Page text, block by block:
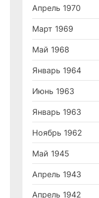
Апрель 1970
Март 1969
Май 1968
Январь 1964
Июнь 1963
Январь 1963
Ноябрь 1962
Май 1945
Апрель 1943
Апрель 1942